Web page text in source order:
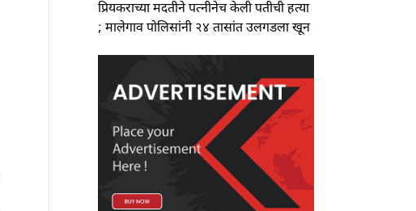
प्रियकराच्या मदतीने पत्नीनेच केली पतीची हत्या
; मालेगाव पोलिसांनी २४ तासांत उलगडला खून